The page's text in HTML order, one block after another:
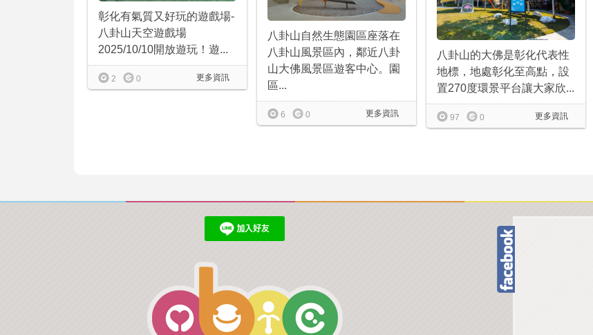
彰化有氣質又好玩的遊戲場-
八卦山天空遊戲場
2025/10/10開放遊玩！遊...
更多資訊
2 0
八卦山自然生態園區座落在
八卦山風景區內，鄰近八卦
山大佛風景區遊客中心。園
區...
更多資訊
6 0
八卦山的大佛是彰化代表性
地標，地處彰化至高點，設
置270度環景平台讓大家欣...
更多資訊
97 0